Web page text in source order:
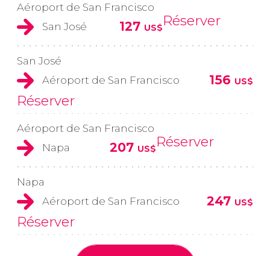
Aéroport de San Francisco
San José
127 US$Réserver
San José
Aéroport de San Francisco
156 US$
Réserver
Aéroport de San Francisco
Napa
207 US$Réserver
Napa
Aéroport de San Francisco
247 US$
Réserver